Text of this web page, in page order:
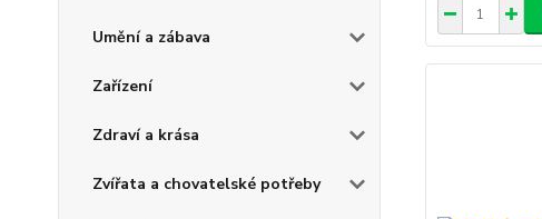
Umění a zábava
Zařízení
Zdraví a krása
Zvířata a chovatelské potřeby